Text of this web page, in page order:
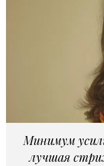
Минимум
лучшая